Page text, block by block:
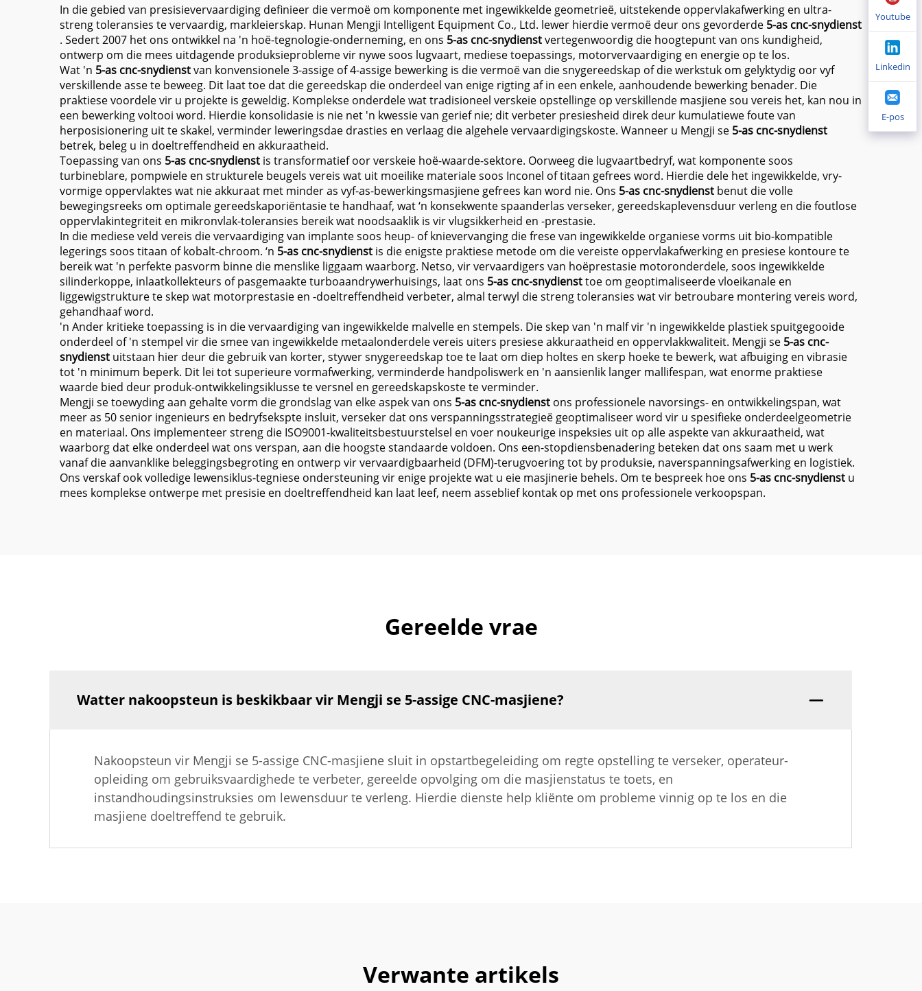
Vervaardiging
In die gebied van presisievervaardiging definieer die vermoë om komponente met ingewikkelde geometrieë, uitstekende oppervlakafwerking en ultra-
streng toleransies te vervaardig, markleierskap. Hunan Mengji Intelligent Equipment Co., Ltd. lewer hierdie vermoë deur ons gevorderde 5-as cnc-snydienst
. Sedert 2007 het ons ontwikkel na 'n hoë-tegnologie-onderneming, en ons 5-as cnc-snydienstvertegenwoordig die hoogtepunt van ons kundigheid,
ontwerp om die mees uitdagende produksieprobleme vir nywe soos lugvaart, mediese toepassings, motorvervaardiging en energie op te los.
Wat 'n 5-as cnc-snydienstvan konvensionele 3-assige of 4-assige bewerking is die vermoë van die snygereedskap of die werkstuk om gelyktydig oor vyf
verskillende asse te beweeg. Dit laat toe dat die gereedskap die onderdeel van enige rigting af in een enkele, aanhoudende bewerking benader. Die
praktiese voordele vir u projekte is geweldig. Komplekse onderdele wat tradisioneel verskeie opstellinge op verskillende masjiene sou vereis het, kan nou in
een bewerking voltooi word. Hierdie konsolidasie is nie net 'n kwessie van gerief nie; dit verbeter presiesheid direk deur kumulatiewe foute van
herposisionering uit te skakel, verminder leweringsdae drasties en verlaag die algehele vervaardigingskoste. Wanneer u Mengji se 5-as cnc-snydienst
betrek, beleg u in doeltreffendheid en akkuraatheid.
Toepassing van ons 5-as cnc-snydienst is transformatief oor verskeie hoë-waarde-sektore. Oorweeg die lugvaartbedryf, wat komponente soos
turbineblare, pompwiele en strukturele beugels vereis wat uit moeilike materiale soos Inconel of titaan gefrees word. Hierdie dele het ingewikkelde, vry-
vormige oppervlaktes wat nie akkuraat met minder as vyf-as-bewerkingsmasjiene gefrees kan word nie. Ons 5-as cnc-snydienst benut die volle
bewegingsreeks om optimale gereedskaporiëntasie te handhaaf, wat ‘n konsekwente spaanderlas verseker, gereedskaplevensduur verleng en die foutlose
oppervlakintegriteit en mikronvlak-toleransies bereik wat noodsaaklik is vir vlugsikkerheid en -prestasie.
In die mediese veld vereis die vervaardiging van implante soos heup- of knievervanging die frese van ingewikkelde organiese vorms uit bio-kompatible
legerings soos titaan of kobalt-chroom. ‘n 5-as cnc-snydienst is die enigste praktiese metode om die vereiste oppervlakafwerking en presiese kontoure te
bereik wat 'n perfekte pasvorm binne die menslike liggaam waarborg. Netso, vir vervaardigers van hoëprestasie motoronderdele, soos ingewikkelde
silinderkoppe, inlaatkollekteurs of pasgemaakte turboaandrywerhuisings, laat ons 5-as cnc-snydiensttoe om geoptimaliseerde vloeikanale en
liggewigstrukture te skep wat motorprestasie en -doeltreffendheid verbeter, almal terwyl die streng toleransies wat vir betroubare montering vereis word,
gehandhaaf word.
'n Ander kritieke toepassing is in die vervaardiging van ingewikkelde malvelle en stempels. Die skep van 'n malf vir 'n ingewikkelde plastiek spuitgegooide
onderdeel of 'n stempel vir die smee van ingewikkelde metaalonderdele vereis uiters presiese akkuraatheid en oppervlakkwaliteit. Mengji se 5-as cnc-
snydienst uitstaan hier deur die gebruik van korter, stywer snygereedskap toe te laat om diep holtes en skerp hoeke te bewerk, wat afbuiging en vibrasie
tot 'n minimum beperk. Dit lei tot superieure vormafwerking, verminderde handpoliswerk en 'n aansienlik langer mallifespan, wat enorme praktiese
waarde bied deur produk-ontwikkelingsiklusse te versnel en gereedskapskoste te verminder.
Mengji se toewyding aan gehalte vorm die grondslag van elke aspek van ons 5-as cnc-snydienst ons professionele navorsings- en ontwikkelingspan, wat
meer as 50 senior ingenieurs en bedryfsekspte insluit, verseker dat ons verspanningsstrategieë geoptimaliseer word vir u spesifieke onderdeelgeometrie
en materiaal. Ons implementeer streng die ISO9001-kwaliteitsbestuurstelsel en voer noukeurige inspeksies uit op alle aspekte van akkuraatheid, wat
waarborg dat elke onderdeel wat ons verspan, aan die hoogste standaarde voldoen. Ons een-stopdiensbenadering beteken dat ons saam met u werk
vanaf die aanvanklike beleggingsbegroting en ontwerp vir vervaardigbaarheid (DFM)-terugvoering tot by produksie, naverspanningsafwerking en logistiek.
Ons verskaf ook volledige lewensiklus-tegniese ondersteuning vir enige projekte wat u eie masjinerie behels. Om te bespreek hoe ons 5-as cnc-snydienst u
mees komplekse ontwerpe met presisie en doeltreffendheid kan laat leef, neem asseblief kontak op met ons professionele verkoopspan.
Gereelde vrae
Watter nakoopsteun is beskikbaar vir Mengji se 5-assige CNC-masjiene?
Nakoopsteun vir Mengji se 5-assige CNC-masjiene sluit in opstartbegeleiding om regte opstelling te verseker, operateur-
opleiding om gebruiksvaardighede te verbeter, gereelde opvolging om die masjienstatus te toets, en
instandhoudingsinstruksies om lewensduur te verleng. Hierdie dienste help kliënte om probleme vinnig op te los en die
masjiene doeltreffend te gebruik.
Verwante artikels
Youtube
Linkedin
E-pos